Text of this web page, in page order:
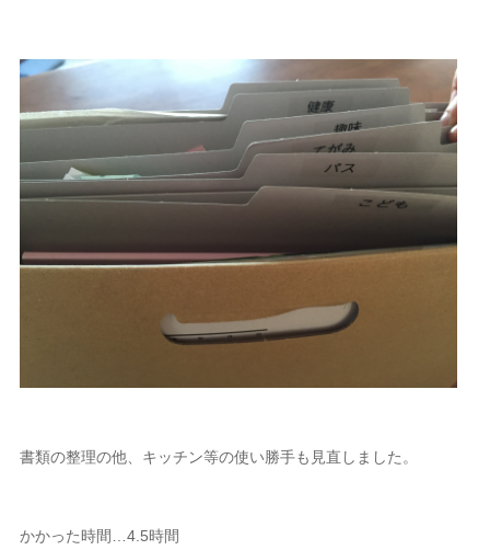
書類の整理の他、キッチン等の使い勝手も見直しました。
かかった時間…4.5時間